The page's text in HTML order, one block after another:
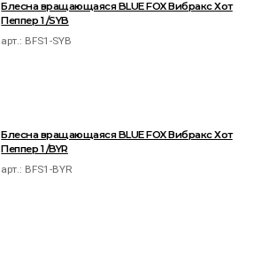
Блесна вращающаяся BLUE FOX Вибракс Хот
Пеппер 1 /SYB
арт.: BFS1-SYB
Блесна вращающаяся BLUE FOX Вибракс Хот
Пеппер 1 /BYR
арт.: BFS1-BYR